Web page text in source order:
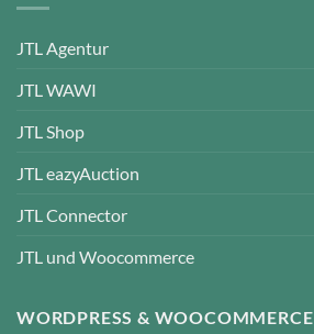
JTL Agentur
JTL WAWI
JTL Shop
JTL eazyAuction
JTL Connector
JTL und Woocommerce
WORDPRESS & WOOCOMMERCE